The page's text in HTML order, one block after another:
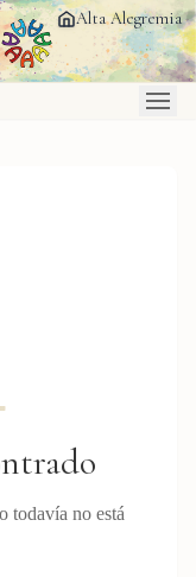
Alta Alegremia
todavía no está